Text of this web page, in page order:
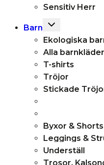
Sensitiv Herr
Barn
Toggle
menu
Ekologiska
Alla barnkläder
T-shirts
Tröjor
Stickade
Byxor & Shorts
Leggings &
Underställ
Trosor,